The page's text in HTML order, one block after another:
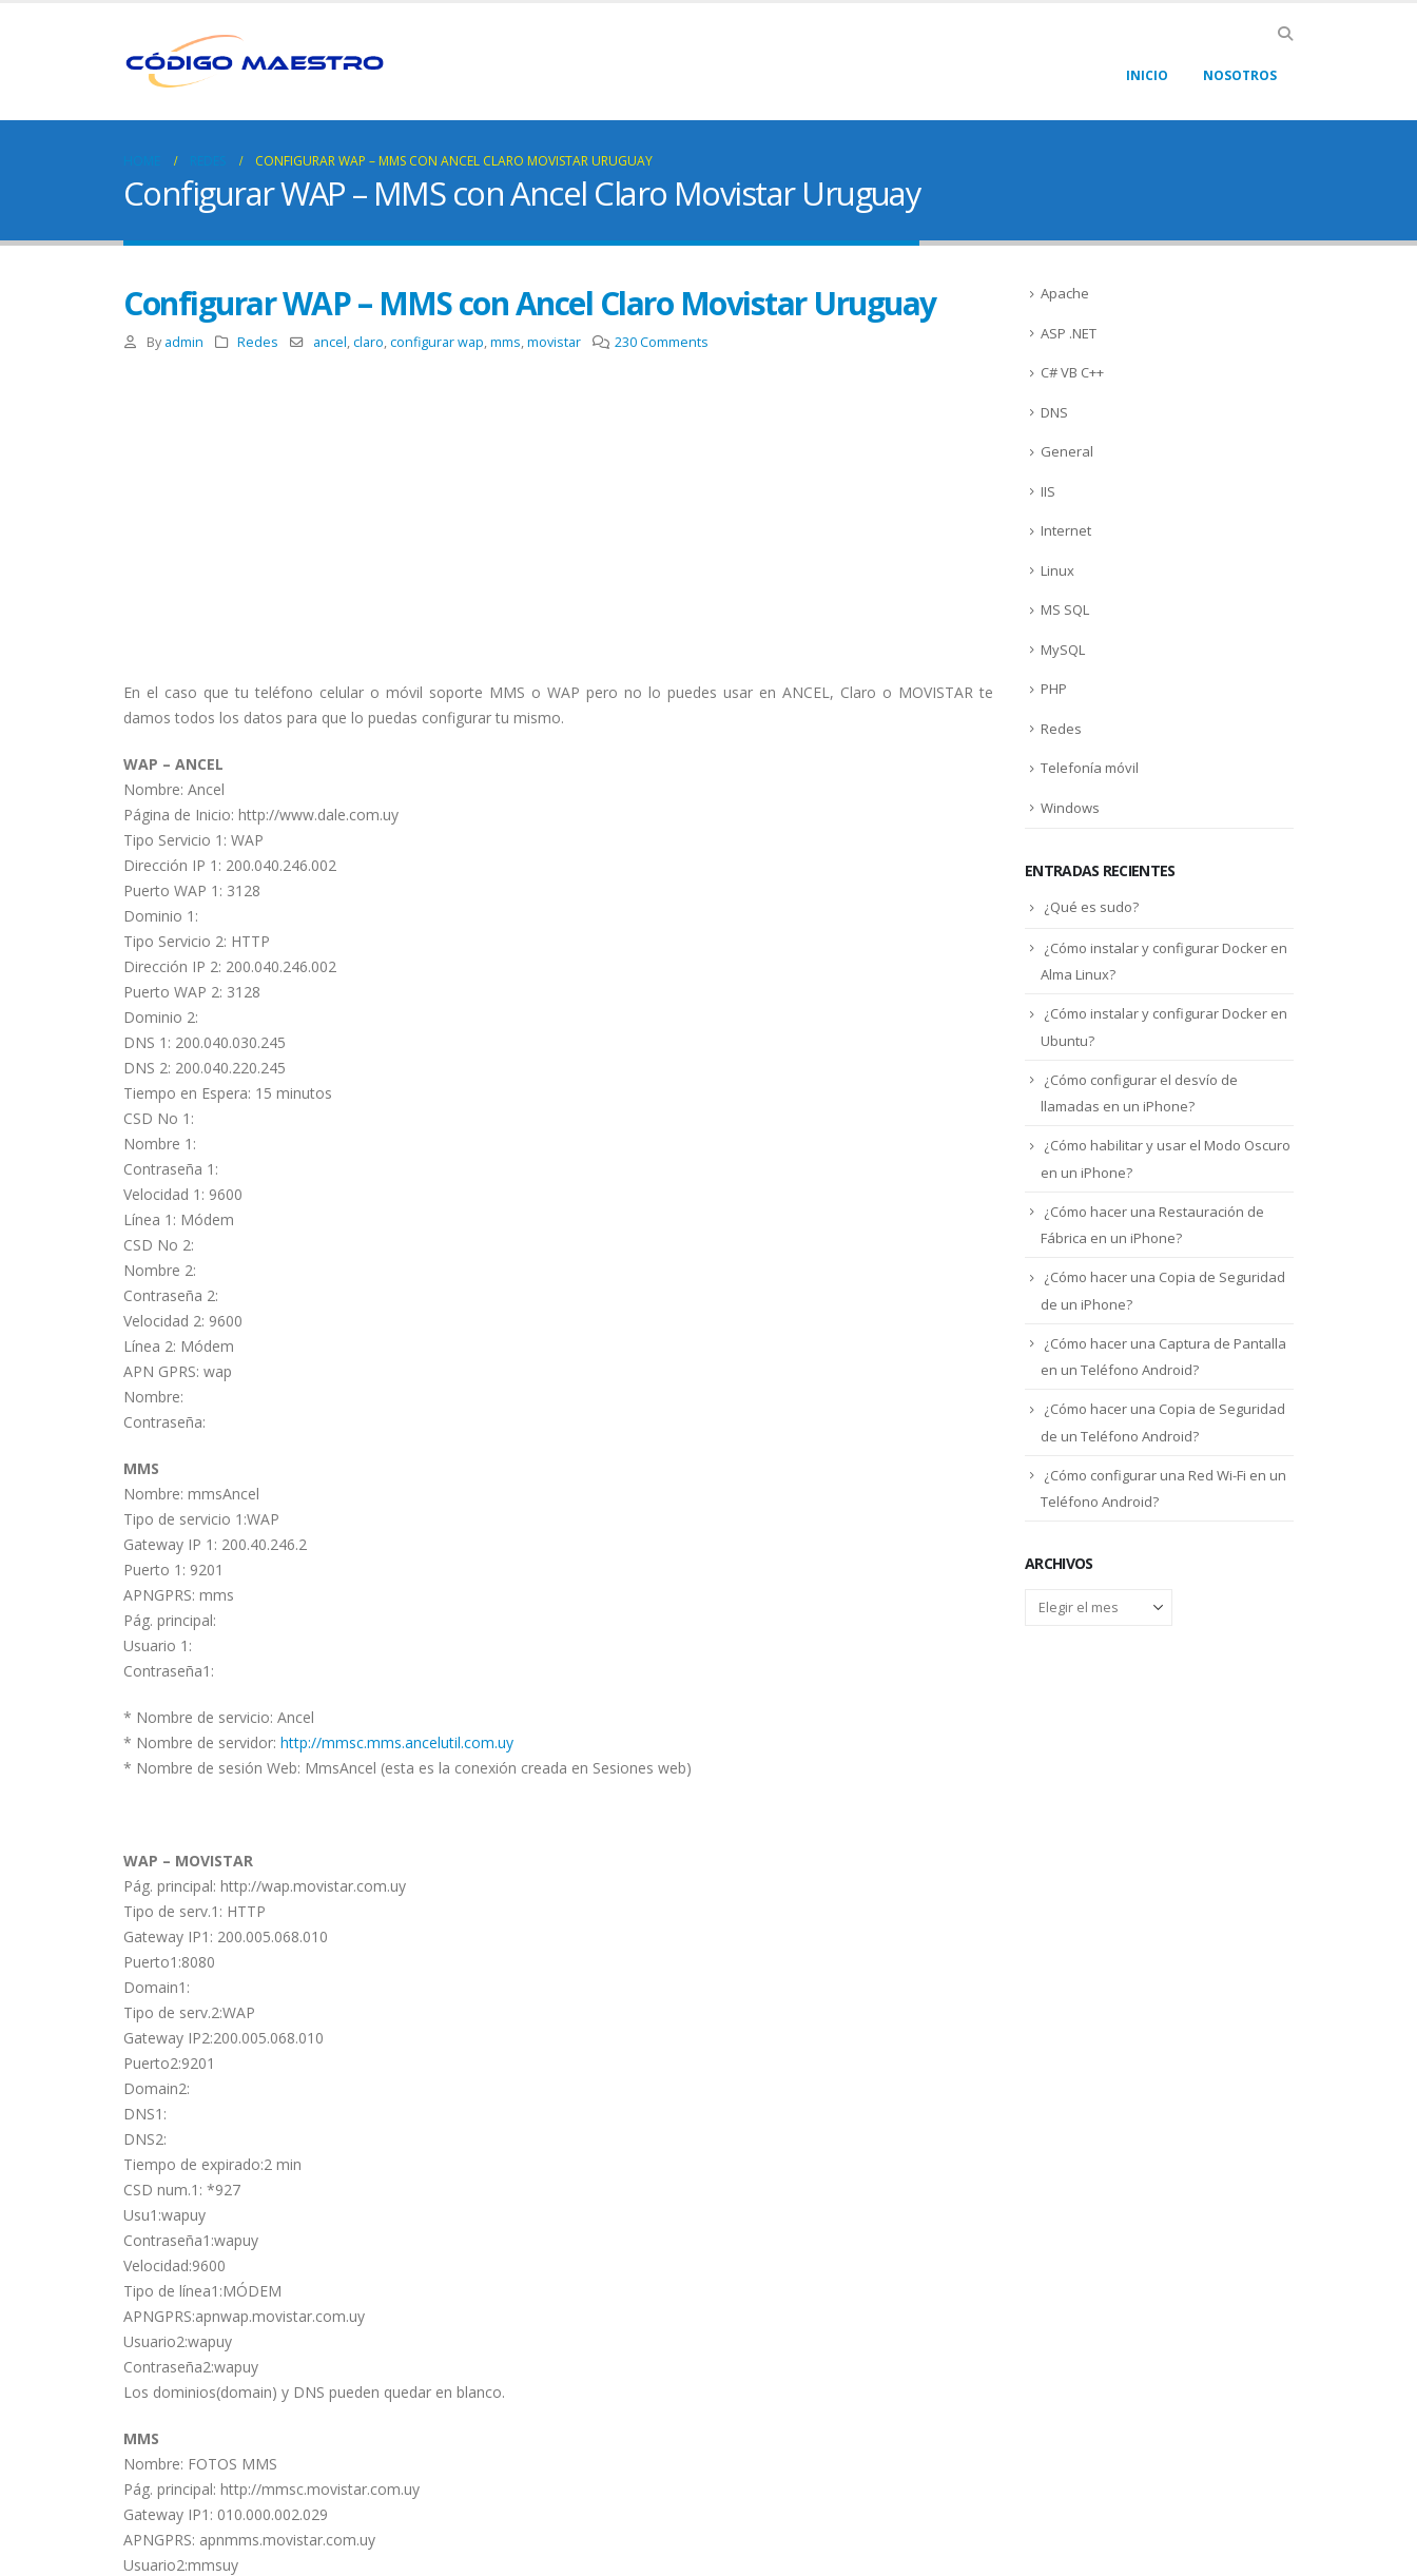
INICIO NOSOTROS
HOME REDES CONFIGURAR WAP – MMS CON ANCEL CLARO MOVISTAR URUGUAY
Configurar WAP – MMS con Ancel Claro Movistar Uruguay
Configurar WAP – MMS con Ancel Claro Movistar Uruguay
By admin Redes ancel,claro,configurar wap,mms,movistar 230 Comments
En el caso que tu teléfono celular o móvil soporte MMS o WAP pero no lo puedes usar en ANCEL, Claro o MOVISTAR te
damos todos los datos para que lo puedas configurar tu mismo.
WAP – ANCEL
Nombre: Ancel
Página de Inicio: http://www.dale.com.uy
Tipo Servicio 1: WAP
Dirección IP 1: 200.040.246.002
Puerto WAP 1: 3128
Dominio 1:
Tipo Servicio 2: HTTP
Dirección IP 2: 200.040.246.002
Puerto WAP 2: 3128
Dominio 2:
DNS 1: 200.040.030.245
DNS 2: 200.040.220.245
Tiempo en Espera: 15 minutos
CSD No 1:
Nombre 1:
Contraseña 1:
Velocidad 1: 9600
Línea 1: Módem
CSD No 2:
Nombre 2:
Contraseña 2:
Velocidad 2: 9600
Línea 2: Módem
APN GPRS: wap
Nombre:
Contraseña:
MMS
Nombre: mmsAncel
Tipo de servicio 1:WAP
Gateway IP 1: 200.40.246.2
Puerto 1: 9201
APNGPRS: mms
Pág. principal:
Usuario 1:
Contraseña1:
* Nombre de servicio: Ancel
* Nombre de servidor: http://mmsc.mms.ancelutil.com.uy
* Nombre de sesión Web: MmsAncel (esta es la conexión creada en Sesiones web)
WAP – MOVISTAR
Pág. principal: http://wap.movistar.com.uy
Tipo de serv.1: HTTP
Gateway IP1: 200.005.068.010
Puerto1:8080
Domain1:
Tipo de serv.2:WAP
Gateway IP2:200.005.068.010
Puerto2:9201
Domain2:
DNS1:
DNS2:
Tiempo de expirado:2 min
CSD num.1: *927
Usu1:wapuy
Contraseña1:wapuy
Velocidad:9600
Tipo de línea1:MÓDEM
APNGPRS:apnwap.movistar.com.uy
Usuario2:wapuy
Contraseña2:wapuy
Los dominios(domain) y DNS pueden quedar en blanco.
MMS
Nombre: FOTOS MMS
Pág. principal: http://mmsc.movistar.com.uy
Gateway IP1: 010.000.002.029
APNGPRS: apnmms.movistar.com.uy
Usuario2:mmsuy
Apache
ASP .NET
C# VB C++
DNS
General
IIS
Internet
Linux
MS SQL
MySQL
PHP
Redes
Telefonía móvil
Windows
ENTRADAS RECIENTES
¿Qué es sudo?
¿Cómo instalar y configurar Docker en
Alma Linux?
¿Cómo instalar y configurar Docker en
Ubuntu?
¿Cómo configurar el desvío de
llamadas en un iPhone?
¿Cómo habilitar y usar el Modo Oscuro
en un iPhone?
¿Cómo hacer una Restauración de
Fábrica en un iPhone?
¿Cómo hacer una Copia de Seguridad
de un iPhone?
¿Cómo hacer una Captura de Pantalla
en un Teléfono Android?
¿Cómo hacer una Copia de Seguridad
de un Teléfono Android?
¿Cómo configurar una Red Wi-Fi en un
Teléfono Android?
ARCHIVOS
Archivos